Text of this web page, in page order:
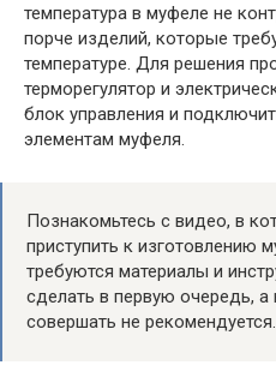
температура в муфеле не
порче изделий, которые
температуре. Для решения
терморегулятор и
блок управления и
элементам муфеля.
Познакомьтесь с видео, в
приступить к изготовлению
требуются материалы и
сделать в первую очередь, а
совершать не рекомендуется.